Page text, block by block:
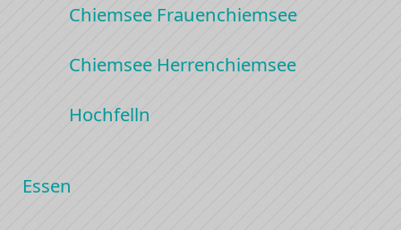
Chiemsee Frauenchiemsee
Chiemsee Herrenchiemsee
Hochfelln
Essen